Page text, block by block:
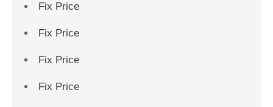
Fix Price
Fix Price
Fix Price
Fix Price